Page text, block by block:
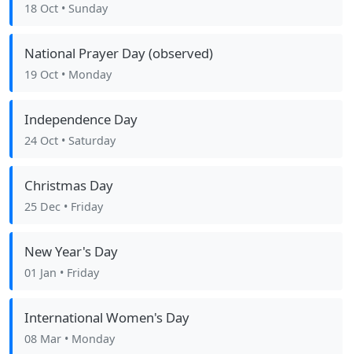
18 Oct • Sunday
National Prayer Day (observed)
19 Oct • Monday
Independence Day
24 Oct • Saturday
Christmas Day
25 Dec • Friday
New Year's Day
01 Jan • Friday
International Women's Day
08 Mar • Monday